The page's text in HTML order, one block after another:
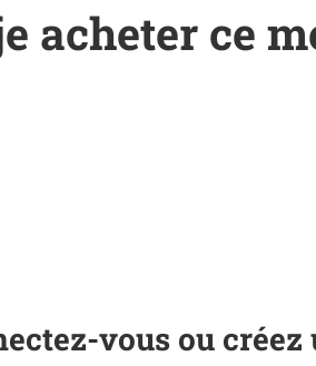
acheter ce
vous ou